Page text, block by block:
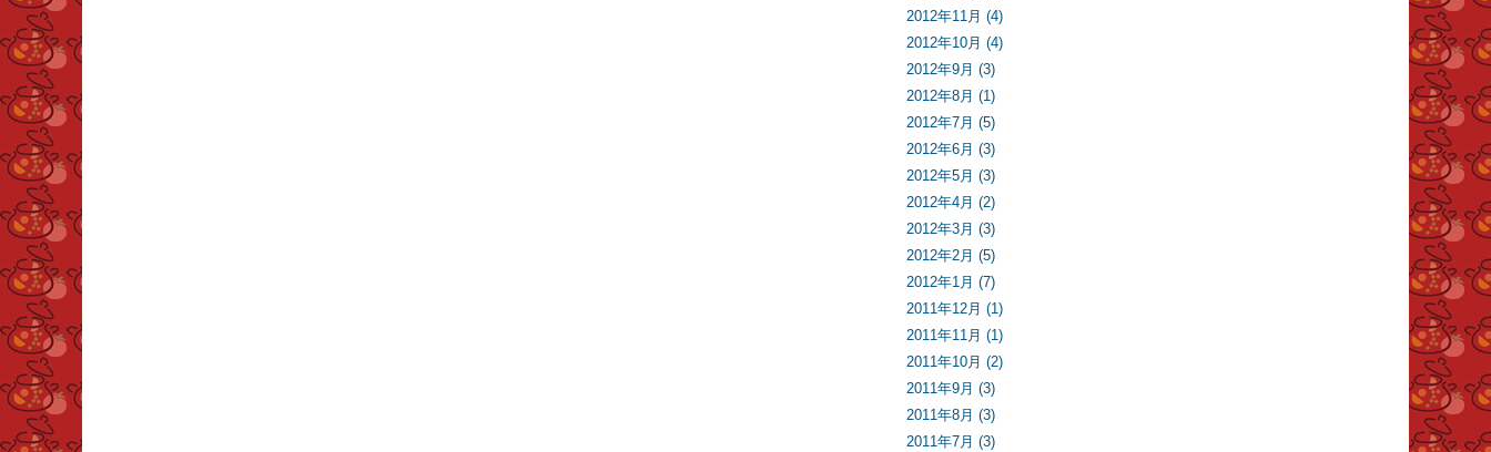
2012年11月 (4)
2012年10月 (4)
2012年9月 (3)
2012年8月 (1)
2012年7月 (5)
2012年6月 (3)
2012年5月 (3)
2012年4月 (2)
2012年3月 (3)
2012年2月 (5)
2012年1月 (7)
2011年12月 (1)
2011年11月 (1)
2011年10月 (2)
2011年9月 (3)
2011年8月 (3)
2011年7月 (3)